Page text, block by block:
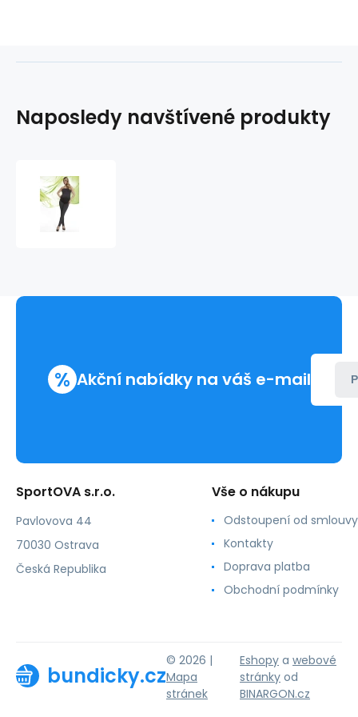
Naposledy navštívené produkty
% Akční nabídky na váš e-mail
SportOVA s.r.o.
Pavlovova 44
70030 Ostrava
Česká Republika
Vše o nákupu
Odstoupení od smlouvy
Kontakty
Doprava platba
Obchodní podmínky
bundicky.cz
© 2026 |
Mapa
stránek
Eshopy a webové
stránky od
BINARGON.cz